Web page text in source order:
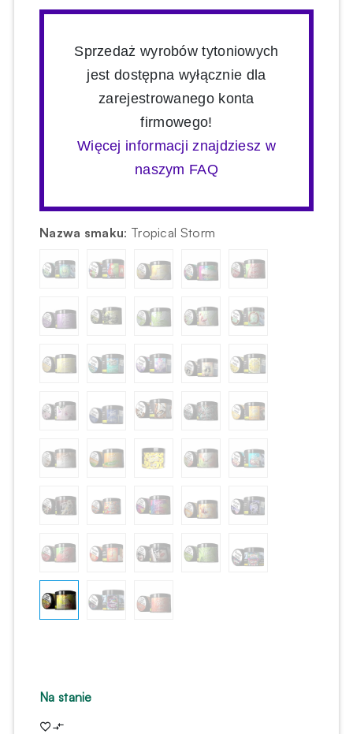
Sprzedaż wyrobów tytoniowych
jest dostępna wyłącznie dla
zarejestrowanego konta
firmowego!
Więcej informacji znajdziesz w
naszym FAQ
Nazwa smaku: Tropical Storm
Na stanie